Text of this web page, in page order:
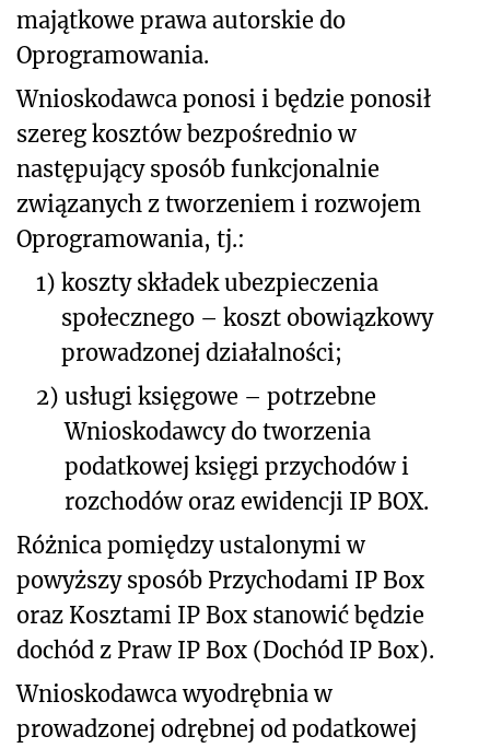
majątkowe prawa autorskie do
Oprogramowania.
Wnioskodawca ponosi i będzie ponosił
szereg kosztów bezpośrednio w
następujący sposób funkcjonalnie
związanych z tworzeniem i rozwojem
Oprogramowania, tj.:
1) koszty składek ubezpieczenia
społecznego – koszt obowiązkowy
prowadzonej działalności;
2) usługi księgowe – potrzebne
Wnioskodawcy do tworzenia
podatkowej księgi przychodów i
rozchodów oraz ewidencji IP BOX.
Różnica pomiędzy ustalonymi w
powyższy sposób Przychodami IP Box
oraz Kosztami IP Box stanowić będzie
dochód z Praw IP Box (Dochód IP Box).
Wnioskodawca wyodrębnia w
prowadzonej odrębnej od podatkowej